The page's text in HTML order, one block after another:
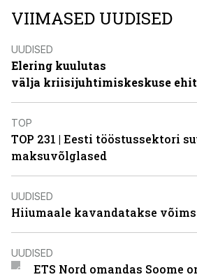
VIIMASED UUDISED
UUDISED
Elering kuulutas
välja kriisijuhtimiskeskuse
TOP
TOP 231 | Eesti tööstussektori
maksuvõlglased
UUDISED
Hiiumaale kavandatakse
UUDISED
ETS Nord omandas Soome